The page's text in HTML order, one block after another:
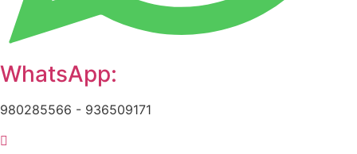
WhatsApp:
980285566 - 936509171